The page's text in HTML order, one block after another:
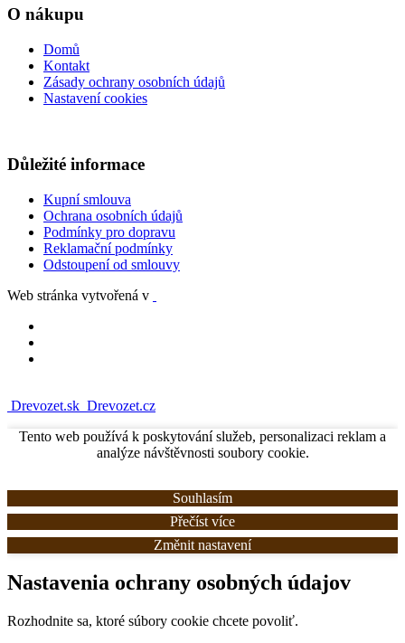
O nákupu
Domů
Kontakt
Zásady ochrany osobních údajů
Nastavení cookies
Důležité informace
Kupní smlouva
Ochrana osobních údajů
Podmínky pro dopravu
Reklamační podmínky
Odstoupení od smlouvy
Web stránka vytvořená v
Drevozet.sk Drevozet.cz
Tento web používá k poskytování služeb, personalizaci reklam a
analýze návštěvnosti soubory cookie.
Souhlasím
Přečíst více
Změnit nastavení
Nastavenia ochrany osobných údajov
Rozhodnite sa, ktoré súbory cookie chcete povoliť.